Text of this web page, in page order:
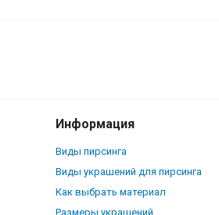
Информация
Виды пирсинга
Виды украшений для пирсинга
Как выбрать материал
Размеры украшений